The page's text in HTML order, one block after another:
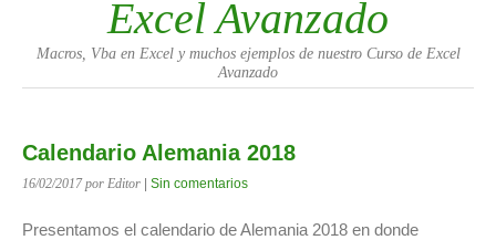
Excel Avanzado
Macros, Vba en Excel y muchos ejemplos de nuestro Curso de Excel
Avanzado
Calendario Alemania 2018
16/02/2017 por Editor Sin comentarios
Presentamos el calendario de Alemania 2018 en donde